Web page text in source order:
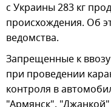
с Украины 283 кг
происхождения. Об
ведомства.
Запрещенные к
при проведении
контроля в